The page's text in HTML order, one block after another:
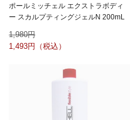
ポールミッチェル エクストラボディ
ー スカルプティングジェルN 200mL
1,980
1,493